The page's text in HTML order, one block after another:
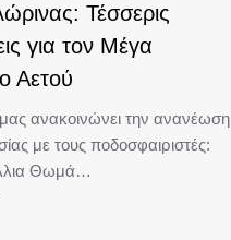
Τέσσερις
για τον Μέγα
Αετού
ανακοινώνει την ανανέωση
με τους ποδοσφαιριστές:
Θωμά…